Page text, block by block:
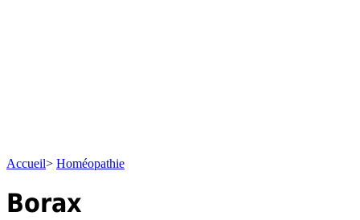
Accueil> Homéopathie
Borax